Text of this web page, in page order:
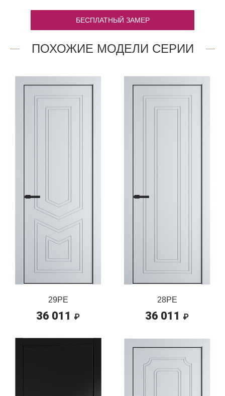
БЕСПЛАТНЫЙ ЗАМЕР
ПОХОЖИЕ МОДЕЛИ СЕРИИ
29PE
36 011 ₽
28PE
36 011 ₽